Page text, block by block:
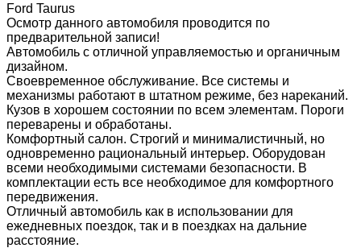
Ford Taurus
Осмотр данного автомобиля проводится по
предварительной записи!
Автомобиль с отличной управляемостью и органичным
дизайном.
Своевременное обслуживание. Все системы и
механизмы работают в штатном режиме, без нареканий.
Кузов в хорошем состоянии по всем элементам. Пороги
переварены и обработаны.
Комфортный салон. Строгий и минималистичный, но
одновременно рациональный интерьер. Оборудован
всеми необходимыми системами безопасности. В
комплектации есть все необходимое для комфортного
передвижения.
Отличный автомобиль как в использовании для
ежедневных поездок, так и в поездках на дальние
расстояние.